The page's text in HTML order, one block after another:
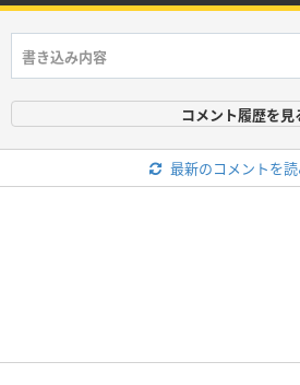
コメント履歴を見
最新のコメントを